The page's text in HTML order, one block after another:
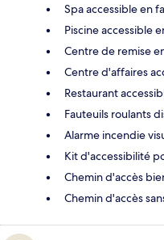
Spa accessible en
Piscine accessible
Centre de remise
Centre d'affaires
Restaurant
Fauteuils roulants
Alarme incendie
Kit d'accessibilité
Chemin d'accès
Chemin d'accès